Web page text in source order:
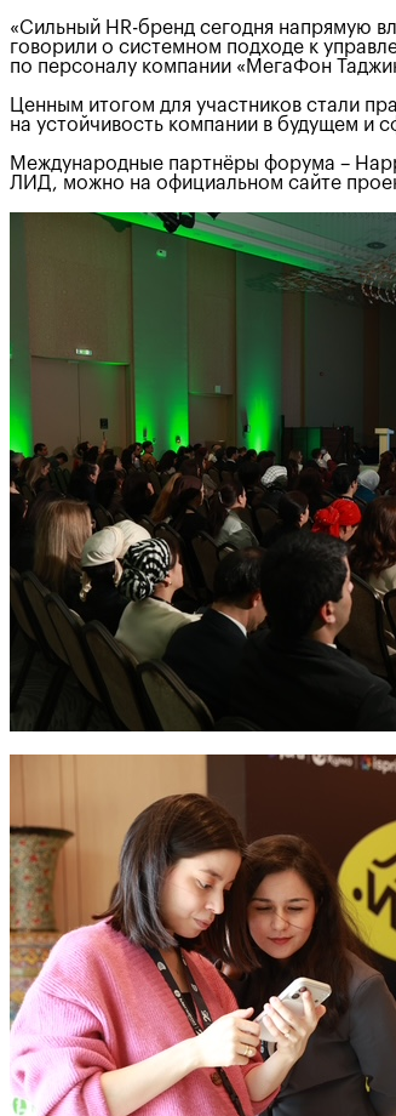
«Сильный HR-бренд сегодня напрямую
говорили о системном подходе к
по персоналу компании «МегаФон
Ценным итогом для участников стали
на устойчивость компании в будущем и
Международные партнёры форума –
ЛИД, можно на официальном сайте